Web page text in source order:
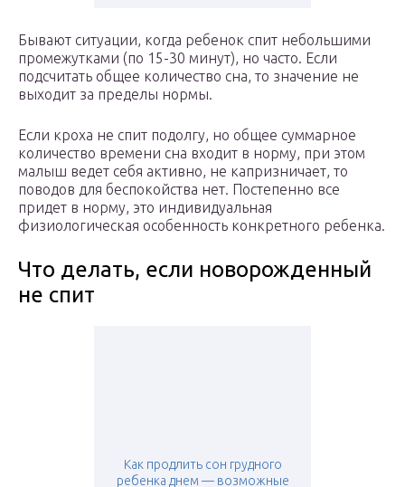
Бывают ситуации, когда ребенок спит небольшими
промежутками (по 15-30 минут), но часто. Если
подсчитать общее количество сна, то значение не
выходит за пределы нормы.
Если кроха не спит подолгу, но общее суммарное
количество времени сна входит в норму, при этом
малыш ведет себя активно, не капризничает, то
поводов для беспокойства нет. Постепенно все
придет в норму, это индивидуальная
физиологическая особенность конкретного ребенка.
Что делать, если новорожденный
не спит
Как продлить сон грудного
ребенка днем — возможные